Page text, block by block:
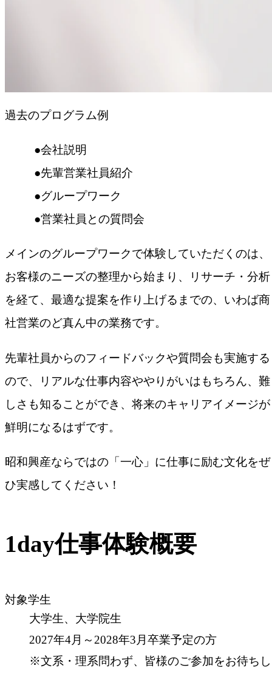
過去のプログラム例
会社説明
先輩営業社員紹介
グループワーク
営業社員との質問会
メインのグループワークで体験していただくのは、
お客様のニーズの整理から始まり、リサーチ・分析
を経て、最適な提案を作り上げるまでの、いわば商
社営業のど真ん中の業務です。
先輩社員からのフィードバックや質問会も実施する
ので、リアルな仕事内容ややりがいはもちろん、難
しさも知ることができ、将来のキャリアイメージが
鮮明になるはずです。
昭和興産ならではの「一心」に仕事に励む文化をぜ
ひ実感してください！
1day仕事体験概要
対象学生
大学生、大学院生
2027年4月～2028年3月卒業予定の方
※文系・理系問わず、皆様のご参加をお待ちし